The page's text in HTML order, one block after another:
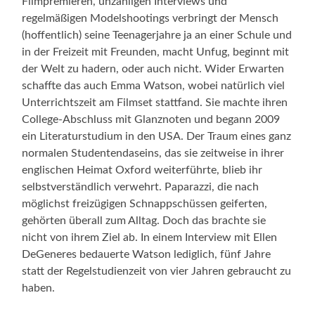
regelmäßigen Modelshootings verbringt der Mensch
(hoffentlich) seine Teenagerjahre ja an einer Schule und
in der Freizeit mit Freunden, macht Unfug, beginnt mit
der Welt zu hadern, oder auch nicht. Wider Erwarten
schaffte das auch Emma Watson, wobei natürlich viel
Unterrichtszeit am Filmset stattfand. Sie machte ihren
College-Abschluss mit Glanznoten und begann 2009
ein Literaturstudium in den USA. Der Traum eines ganz
normalen Studentendaseins, das sie zeitweise in ihrer
englischen Heimat Oxford weiterführte, blieb ihr
selbstverständlich verwehrt. Paparazzi, die nach
möglichst freizügigen Schnappschüssen geiferten,
gehörten überall zum Alltag. Doch das brachte sie
nicht von ihrem Ziel ab. In einem Interview mit Ellen
DeGeneres bedauerte Watson lediglich, fünf Jahre
statt der Regelstudienzeit von vier Jahren gebraucht zu
haben.